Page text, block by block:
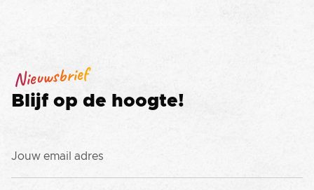
Nieuwsbrief
Blijf op de hoogte!